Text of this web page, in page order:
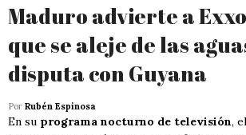
Maduro advierte a
que se aleje de las
disputa con Guyana
Por Rubén Espinosa
En su programa nocturno de televisión,